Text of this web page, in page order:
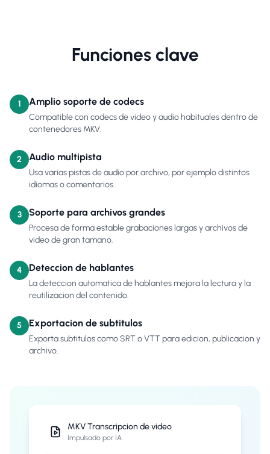
Funciones clave
1 Amplio soporte de codecs
Compatible con codecs de video y audio habituales dentro de
contenedores MKV.
2 Audio multipista
Usa varias pistas de audio por archivo, por ejemplo distintos
idiomas o comentarios.
3 Soporte para archivos grandes
Procesa de forma estable grabaciones largas y archivos de
video de gran tamano.
4 Deteccion de hablantes
La deteccion automatica de hablantes mejora la lectura y la
reutilizacion del contenido.
5 Exportacion de subtitulos
Exporta subtitulos como SRT o VTT para edicion, publicacion y
archivo.
MKVTranscripcion de video
Impulsado por IA